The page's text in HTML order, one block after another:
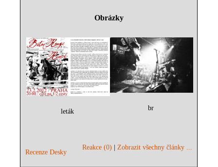
Obrázky
leták
br
Recenze Desky
Reakce (0) |Zobrazit všechny články ...